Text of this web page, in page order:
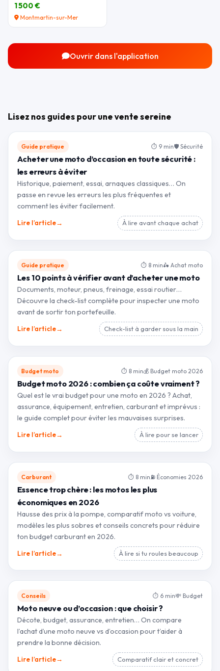
1 500 €
Montmartin-sur-Mer
Ouvrir dans l'application
Lisez nos guides pour une vente sereine
Guide pratique ⏱ 9 min🛡 Sécurité
Acheter une moto d’occasion en toute sécurité :
les erreurs à éviter
Historique, paiement, essai, arnaques classiques… On
passe en revue les erreurs les plus fréquentes et
comment les éviter facilement.
Lire l’article→ À lire avant chaque achat
Guide pratique ⏱ 8 min🛵 Achat moto
Les 10 points à vérifier avant d’acheter une moto
Documents, moteur, pneus, freinage, essai routier…
Découvre la check-list complète pour inspecter une moto
avant de sortir ton portefeuille.
Lire l’article→ Check-list à garder sous la main
Budget moto ⏱ 8 min💰 Budget moto 2026
Budget moto 2026 : combien ça coûte vraiment ?
Quel est le vrai budget pour une moto en 2026 ? Achat,
assurance, équipement, entretien, carburant et imprévus :
le guide complet pour éviter les mauvaises surprises.
Lire l’article→ À lire pour se lancer
Carburant ⏱ 8 min ⛽ Économies 2026
Essence trop chère : les motos les plus
économiques en 2026
Hausse des prix à la pompe, comparatif moto vs voiture,
modèles les plus sobres et conseils concrets pour réduire
ton budget carburant en 2026.
Lire l’article→ À lire si tu roules beaucoup
Conseils ⏱ 6 min💸 Budget
Moto neuve ou d’occasion : que choisir ?
Décote, budget, assurance, entretien… On compare
l’achat d’une moto neuve vs d’occasion pour t’aider à
prendre la bonne décision.
Lire l’article→ Comparatif clair et concret